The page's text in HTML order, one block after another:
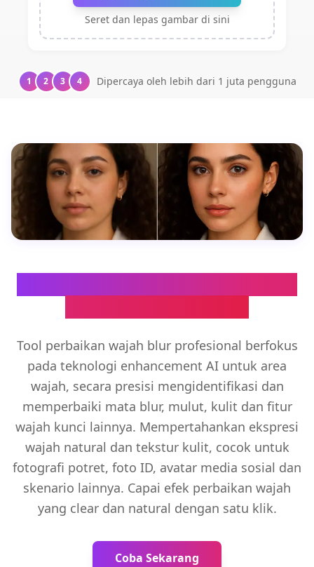
Seret dan lepas gambar di sini
1 2 3 4 Dipercaya oleh lebih dari 1 juta pengguna
Tool perbaikan wajah blur profesional berfokus
pada teknologi enhancement AI untuk area
wajah, secara presisi mengidentifikasi dan
memperbaiki mata blur, mulut, kulit dan fitur
wajah kunci lainnya. Mempertahankan ekspresi
wajah natural dan tekstur kulit, cocok untuk
fotografi potret, foto ID, avatar media sosial dan
skenario lainnya. Capai efek perbaikan wajah
yang clear dan natural dengan satu klik.
Coba Sekarang